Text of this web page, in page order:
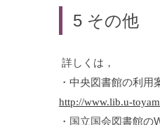
5 その他
詳しくは，
・中央図書館の利用
http://www.lib.u-
・国立国会図書館の